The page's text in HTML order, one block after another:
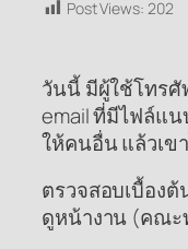
Post Views: 202
วันนี้ มีผู้ใช้โทร
email ที่มีไฟล์แน
ให้คนอื่น แล้วเข
ตรวจสอบเบื้องต้
ดูหน้างาน (คณะ